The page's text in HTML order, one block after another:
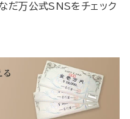
だ万公式SNSをチェック